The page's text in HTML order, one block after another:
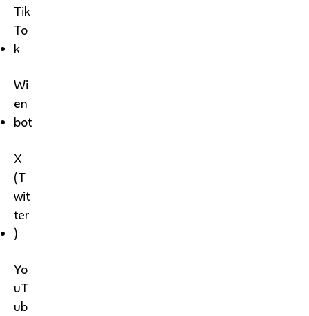
Tik
To
k
Wi
en
bot
X
(T
wit
ter
)
Yo
uT
ub